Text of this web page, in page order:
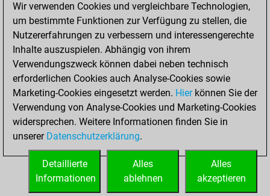
Bauernopfer
1
Matt auf vollem Brett
0
Bauer setzt Matt
Erstickte Matts
Unterverwandlungen
0
Türme auf der siebten
0
STARTSEITE
Wir verwenden Cookies und vergleichbare Technologien,
um bestimmte Funktionen zur Verfügung zu stellen, die
Nutzererfahrungen zu verbessern und interessengerechte
Inhalte auszuspielen. Abhängig von ihrem
Verwendungszweck können dabei neben technisch
erforderlichen Cookies auch Analyse-Cookies sowie
Marketing-Cookies eingesetzt werden. Hierkönnen Sie der
Verwendung von Analyse-Cookies und Marketing-Cookies
widersprechen. Weitere Informationen finden Sie in
unserer Datenschutzerklärung.
Alles
akzeptieren
Alles
ablehnen
Detaillierte
Informationen